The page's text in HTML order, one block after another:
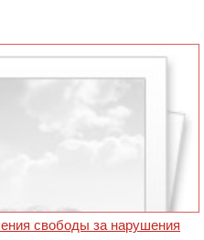
свободы за нарушения